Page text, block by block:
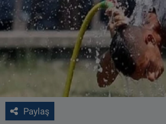
Paylaş
ALGEMENE VOORWAARDEN
CONTACT
Çerez Politikası